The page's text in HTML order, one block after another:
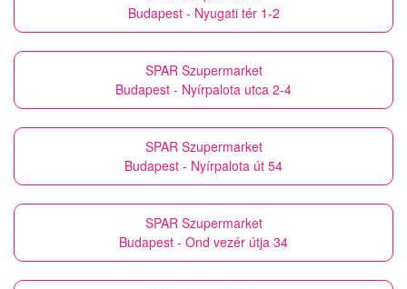
Budapest - Nyugati tér 1-2
SPAR Szupermarket
Budapest - Nyírpalota utca 2-4
SPAR Szupermarket
Budapest - Nyírpalota út 54
SPAR Szupermarket
Budapest - Ond vezér útja 34